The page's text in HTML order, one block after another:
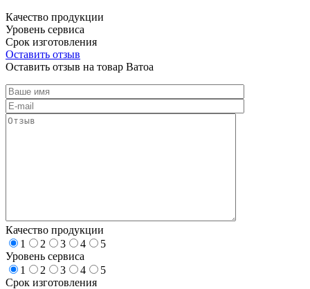
Качество продукции
Уровень сервиса
Срок изготовления
Оставить отзыв
Оставить отзыв на товар Ватоа
Качество продукции
1
2 3 4
5
Уровень сервиса
1
2 3 4
5
Срок изготовления